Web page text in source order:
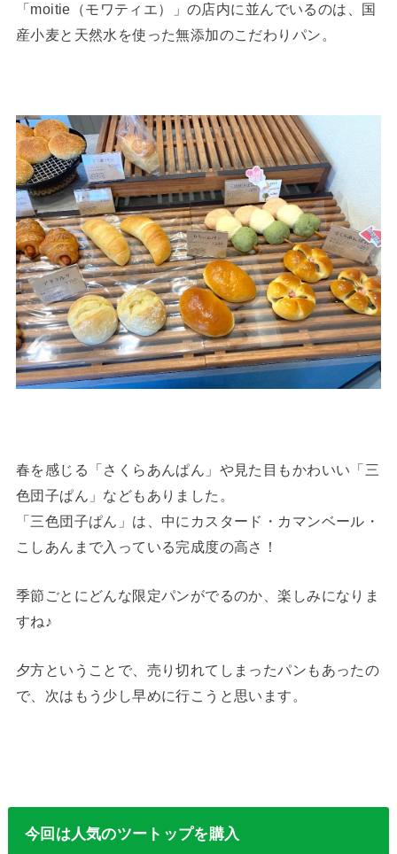
「moitie（モワティエ）」の店内に並んでいるのは、国
産小麦と天然水を使った無添加のこだわりパン。
春を感じる「さくらあんぱん」や見た目もかわいい「三
色団子ぱん」などもありました。
「三色団子ぱん」は、中にカスタード・カマンベール・
こしあんまで入っている完成度の高さ！
季節ごとにどんな限定パンがでるのか、楽しみになりま
すね♪
夕方ということで、売り切れてしまったパンもあったの
で、次はもう少し早めに行こうと思います。
今回は人気のツートップを購入